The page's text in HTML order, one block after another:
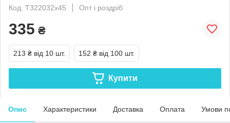
Код: Т322032х45
Опт і роздріб
335 ₴
213 ₴ від 10 шт. 152 ₴ від 100 шт.
Купити
Опис Характеристики Доставка Оплата Умови